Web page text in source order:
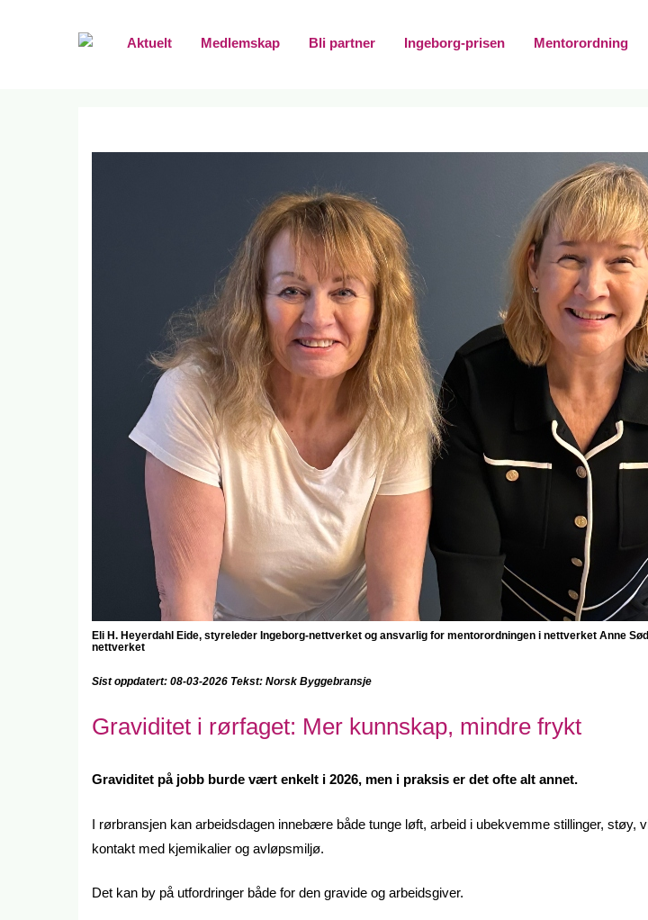
Aktuelt Medlemskap Bli partner Ingeborg-prisen Mentorordning
Eli H. Heyerdahl Eide, styreleder Ingeborg-nettverket og ansvarlig for mentorordningen i nettverket Anne
nettverket
Sist oppdatert: 08-03-2026 Tekst: Norsk Byggebransje
Graviditet i rørfaget: Mer kunnskap, mindre frykt
Graviditet på jobb burde vært enkelt i 2026, men i praksis er det ofte alt annet.
I rørbransjen kan arbeidsdagen innebære både tunge løft, arbeid i ubekvemme stillinger, støy,
kontakt med kjemikalier og avløpsmiljø.
Det kan by på utfordringer både for den gravide og arbeidsgiver.